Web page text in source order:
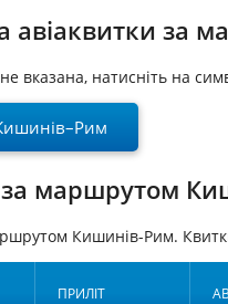
авіаквитки за
вказана, натисніть на
за маршрутом
Кишинів-Рим.
ПРИЛІТ